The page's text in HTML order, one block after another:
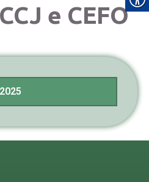
e CEFO